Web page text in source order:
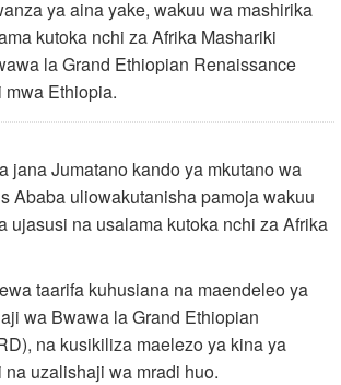
ya aina yake, wakuu wa mashirika
kutoka nchi za Afrika Mashariki
la Grand Ethiopian Renaissance
mwa Ethiopia.
jana Jumatano kando ya mkutano wa
Ababa uliowakutanisha pamoja wakuu
ujasusi na usalama kutoka nchi za Afrika
taarifa kuhusiana na maendeleo ya
wa Bwawa la Grand Ethiopian
na kusikiliza maelezo ya kina ya
uzalishaji wa mradi huo.